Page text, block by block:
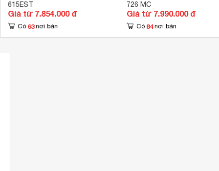
615EST
Giá từ 7.854.000 đ
Có 63 nơi bán
726 MC
Giá từ 7.990.000 đ
Có 84 nơi bán